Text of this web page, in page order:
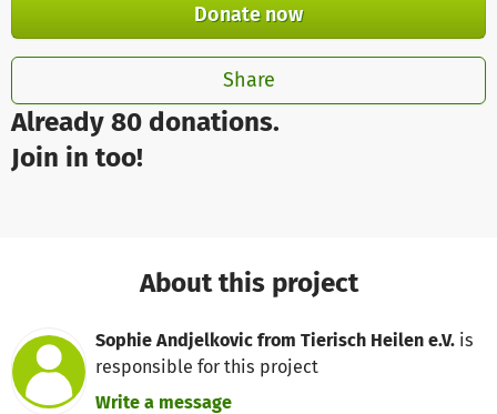
Already 80 donations.
Join in too!
Donate now
Share
About this project
Sophie Andjelkovic from Tierisch Heilen e.V. is
responsible for this project
Write a message